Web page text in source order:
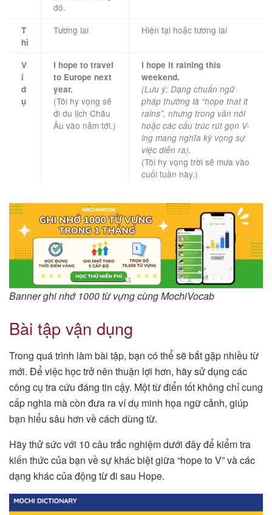
đó.
T
hì
Tương lai Hiện tại hoặc tương lai
V
í
d
ụ
I hope to travel
to Europe next
year.
(Tôi hy vọng sẽ
đi du lịch Châu
Âu vào năm tới.)
I hope it raining this
weekend.
(Lưu ý: Dạng chuẩn ngữ
pháp thường là “hope that it
rains”, nhưng trong văn nói
hoặc các cấu trúc rút gọn V-
ing mang nghĩa kỳ vọng sự
việc diễn ra).
(Tôi hy vọng trời sẽ mưa vào
cuối tuần này.)
Banner ghi nhớ 1000 từ vựng cùng MochiVocab
Bài tập vận dụng
Trong quá trình làm bài tập, bạn có thể sẽ bắt gặp nhiều từ
mới. Để việc học trở nên thuận lợi hơn, hãy sử dụng các
công cụ tra cứu đáng tin cậy. Một từ điển tốt không chỉ cung
cấp nghĩa mà còn đưa ra ví dụ minh họa ngữ cảnh, giúp
bạn hiểu sâu hơn về cách dùng từ.
Hãy thử sức với 10 câu trắc nghiệm dưới đây để kiểm tra
kiến thức của bạn về sự khác biệt giữa “hope to V” và các
dạng khác của động từ đi sau Hope.